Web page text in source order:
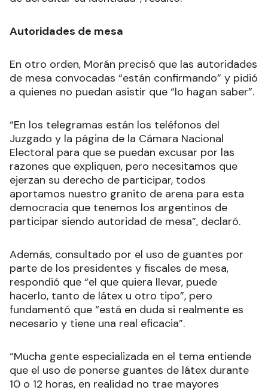
Autoridades de mesa
En otro orden, Morán precisó que las autoridades
de mesa convocadas “están confirmando” y pidió
a quienes no puedan asistir que “lo hagan saber”.
“En los telegramas están los teléfonos del
Juzgado y la página de la Cámara Nacional
Electoral para que se puedan excusar por las
razones que expliquen, pero necesitamos que
ejerzan su derecho de participar, todos
aportamos nuestro granito de arena para esta
democracia que tenemos los argentinos de
participar siendo autoridad de mesa”, declaró.
Además, consultado por el uso de guantes por
parte de los presidentes y fiscales de mesa,
respondió que “el que quiera llevar, puede
hacerlo, tanto de látex u otro tipo”, pero
fundamentó que “está en duda si realmente es
necesario y tiene una real eficacia”.
“Mucha gente especializada en el tema entiende
que el uso de ponerse guantes de látex durante
10 o 12 horas, en realidad no trae mayores